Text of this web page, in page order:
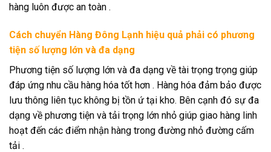
hàng luôn được an toàn .
Cách chuyển Hàng Đông Lạnh hiệu quả phải có phương
tiện số lượng lớn và đa dạng
Phương tiện số lượng lớn và đa dạng về tài trọng trọng giúp
đáp ứng nhu cầu hàng hóa tốt hơn . Hàng hóa đảm bảo được
lưu thông liên tục không bị tồn ứ tại kho. Bên cạnh đó sự đa
dạng về phương tiện và tải trọng lớn nhỏ giúp giao hàng linh
hoạt đến các điểm nhận hàng trong đường nhỏ đường cấm
tải .